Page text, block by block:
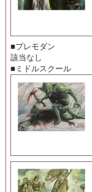
■プレモダン
該当なし
■ミドルスクール